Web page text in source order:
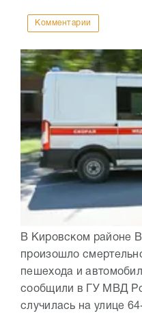
Комментарии
В Кировском районе
произошло
пешехода и
сообщили в ГУ МВД
случилась на улице